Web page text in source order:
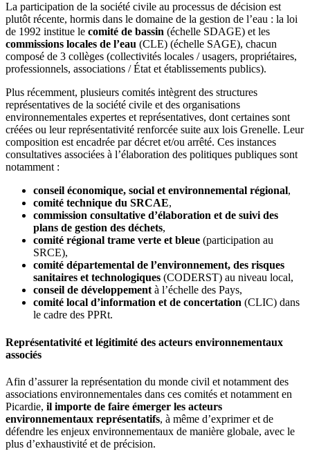
La participation de la société civile au processus de décision est
plutôt récente, hormis dans le domaine de la gestion de l’eau : la loi
de 1992 institue le comité de bassin (échelle SDAGE) et les
commissions locales de l’eau (CLE) (échelle SAGE), chacun
composé de 3 collèges (collectivités locales / usagers, propriétaires,
professionnels, associations / État et établissements publics).
Plus récemment, plusieurs comités intègrent des structures
représentatives de la société civile et des organisations
environnementales expertes et représentatives, dont certaines sont
créées ou leur représentativité renforcée suite aux lois Grenelle. Leur
composition est encadrée par décret et/ou arrêté. Ces instances
consultatives associées à l’élaboration des politiques publiques sont
notamment :
conseil économique, social et environnemental régional,
comité technique du SRCAE,
commission consultative d’élaboration et de suivi des
plans de gestion des déchets,
comité régional trame verte et bleue (participation au
SRCE),
comité départemental de l’environnement, des risques
sanitaires et technologiques (CODERST) au niveau local,
conseil de développement à l’échelle des Pays,
comité local d’information et de concertation (CLIC) dans
le cadre des PPRt.
Représentativité et légitimité des acteurs environnementaux
associés
Afin d’assurer la représentation du monde civil et notamment des
associations environnementales dans ces comités et notamment en
Picardie, il importe de faire émerger les acteurs
environnementaux représentatifs, à même d’exprimer et de
défendre les enjeux environnementaux de manière globale, avec le
plus d’exhaustivité et de précision.